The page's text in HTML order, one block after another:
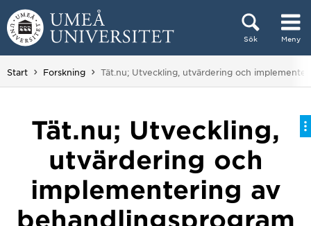
Hoppa direkt till innehållet
Sök Meny
Huvudmenyn dold.
Start Forskning Du är här:
Tät.nu; Utveckling, utvärdering och
Tät.nu; Utveckling,
utvärdering och
implementering av
behandlingsprogram